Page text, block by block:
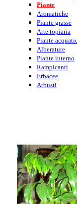
Piante
Aromatiche
Piante grasse
Arte topiaria
Piante
Alberature
Piante interno
Rampicanti
Erbacee
Arbusti